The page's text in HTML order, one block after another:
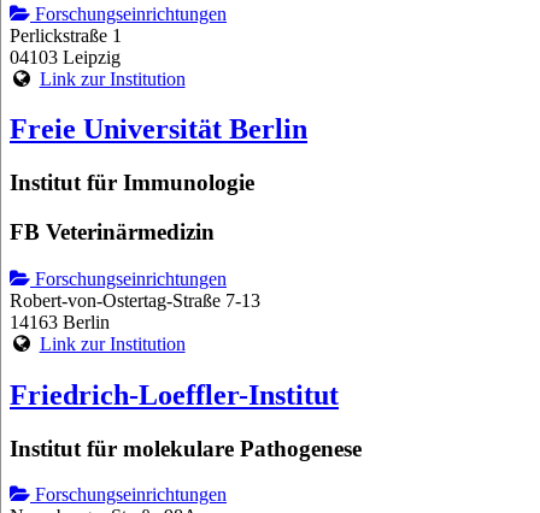
Forschungseinrichtungen
Perlickstraße 1
04103 Leipzig
Link zur Institution
Freie Universität Berlin
Institut für Immunologie
FB Veterinärmedizin
Forschungseinrichtungen
Robert-von-Ostertag-Straße 7-13
14163 Berlin
Link zur Institution
Friedrich-Loeffler-Institut
Institut für molekulare Pathogenese
Forschungseinrichtungen